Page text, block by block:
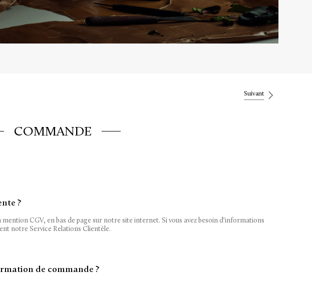
Suivant
COMMANDE
?
CGV, en bas de page sur notre site internet. Si vous avez besoin d'informations
notre Service Relations Clientèle.
de commande ?